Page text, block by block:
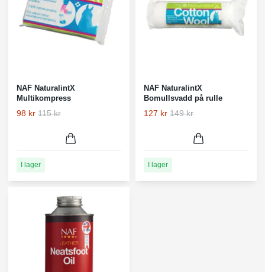
NAF NaturalintX
Multikompress
98 kr 115 kr
I lager
NAF NaturalintX
Bomullsvadd på rulle
127 kr 149 kr
I lager